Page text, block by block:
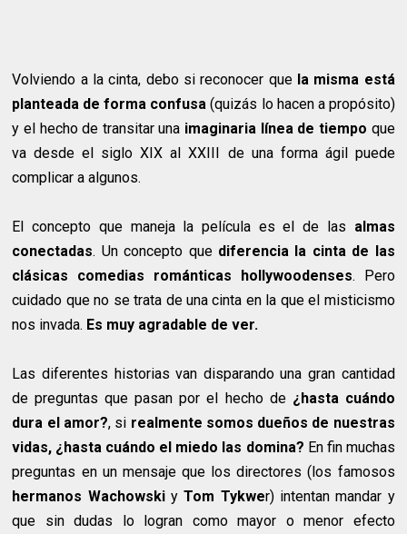
Volviendo a la cinta, debo si reconocer que la misma está
planteada de forma confusa (quizás lo hacen a propósito)
y el hecho de transitar una imaginaria línea de tiempo que
va desde el siglo XIX al XXIII de una forma ágil puede
complicar a algunos.
El concepto que maneja la película es el de las almas
conectadas. Un concepto que diferencia la cinta de las
clásicas comedias románticas hollywoodenses. Pero
cuidado que no se trata de una cinta en la que el misticismo
nos invada. Es muy agradable de ver.
Las diferentes historias van disparando una gran cantidad
de preguntas que pasan por el hecho de ¿hasta cuándo
dura el amor?, si realmente somos dueños de nuestras
vidas, ¿hasta cuándo el miedo las domina? En fin muchas
preguntas en un mensaje que los directores (los famosos
hermanos WachowskiyTom Tykwer) intentan mandar y
que sin dudas lo logran como mayor o menor efecto